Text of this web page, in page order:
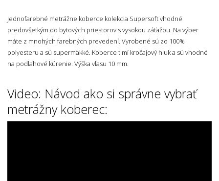
Jednofarebné metrážne koberce kolekcia Supersoft vhodné
predovšetkým do bytových priestorov s vysokou záťažou. Na výber
máte z mnohých farebných prevedení. Vyrobené sú zo 100%
polyesteru a sú supermäkké. Koberce tlmí kročajový hluk a sú vhodné
na podlahové kúrenie. Výška vlasu 10 mm.
Video: Návod ako si správne vybrať
metrážny koberec: